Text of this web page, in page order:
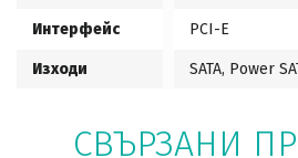
Интерфейс PCI-E
Изходи SATA, Power
СВЪРЗАНИ